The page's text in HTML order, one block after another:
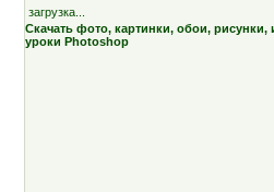
загрузка...
Скачать фото, картинки, обои,
уроки Photoshop